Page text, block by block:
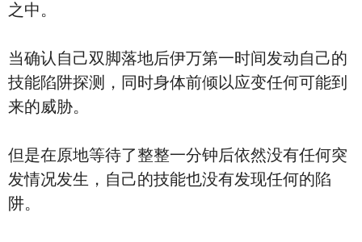
之中。
当确认自己双脚落地后伊万第一时间发动自己的
技能陷阱探测，同时身体前倾以应变任何可能到
来的威胁。
但是在原地等待了整整一分钟后依然没有任何突
发情况发生，自己的技能也没有发现任何的陷
阱。